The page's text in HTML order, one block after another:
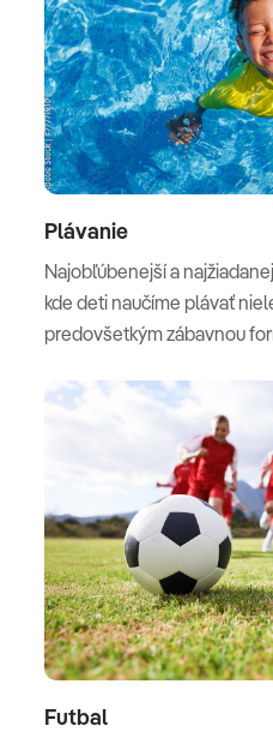
Plávanie
Najobľúbenejší a
kde deti naučíme plávať
predovšetkým zábavnou
Futbal